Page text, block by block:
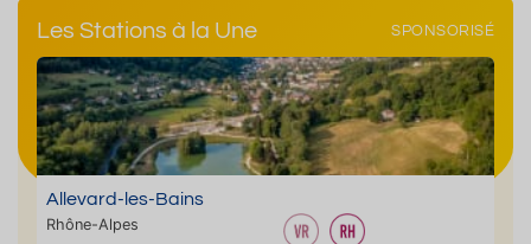
Les Stations à la Une SPONSORISÉ
Allevard-les-Bains
Rhône-Alpes